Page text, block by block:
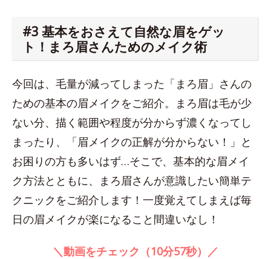
#3 基本をおさえて自然な眉をゲッ
ト！まろ眉さんためのメイク術
今回は、毛量が減ってしまった「まろ眉」さんの
ための基本の眉メイクをご紹介。まろ眉は毛が少
ない分、描く範囲や程度が分からず濃くなってし
まったり、「眉メイクの正解が分からない！」と
お困りの方も多いはず…そこで、基本的な眉メイ
ク方法とともに、まろ眉さんが意識したい簡単テ
クニックをご紹介します！一度覚えてしまえば毎
日の眉メイクが楽になること間違いなし！
＼動画をチェック（10分57秒）／